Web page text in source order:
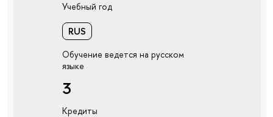
Учебный год
RUS
Обучение ведется на русском
языке
3
Кредиты